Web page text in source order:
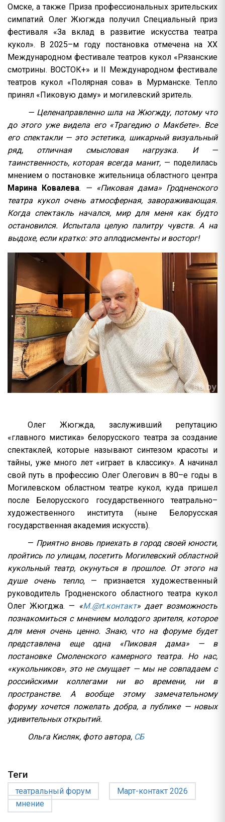
Омске, а также Приза профессиональных зрительских
симпатий. Олег Жюгжда получил Специальный приз
фестиваля «За вклад в развитие искусства театра
кукол». В 2025–м году постановка отмечена на XX
Международном фестивале театров кукол «Рязанские
смотрины. ВОСТОК+» и II Международном фестивале
театров кукол «Полярная сова» в Мурманске. Тепло
принял «Пиковую даму» и могилевский зритель.
— Целенаправленно шла на Жюгжду, потому что
до этого уже видела его «Трагедию о Макбете». Все
его спектакли — это эстетика, шикарный визуальный
ряд, отличная смысловая нагрузка. И —
таинственность, которая всегда манит, — поделилась
мнением о постановке жительница областного центра
Марина Ковалева. — «Пиковая дама» Гродненского
театра кукол очень атмосферная, завораживающая.
Когда спектакль начался, мир для меня как будто
остановился. Испытала целую палитру чувств. А на
выдохе, если кратко: это аплодисменты и восторг!
Олег Жюгжда, заслуживший репутацию
«главного мистика» белорусского театра за создание
спектаклей, которые называют синтезом красоты и
тайны, уже много лет «играет в классику». А начинал
свой путь в профессию Олег Олегович в 80–е годы в
Могилевском областном театре кукол, куда пришел
после Белорусского государственного театрально–
художественного института (ныне Белорусская
государственная академия искусств).
— Приятно вновь приехать в город своей юности,
пройтись по улицам, посетить Могилевский областной
кукольный театр, окунуться в прошлое. От этого на
душе очень тепло, — признается художественный
руководитель Гродненского областного театра кукол
Олег Жюгджа. — «M.@rt.контакт» дает возможность
познакомиться с мнением молодого зрителя, которое
для меня очень ценно. Знаю, что на форуме будет
представлена еще одна «Пиковая дама» — в
постановке Смоленского камерного театра. Но нас,
«кукольников», это не смущает — мы не совпадаем с
российскими коллегами ни во времени, ни в
пространстве. А вообще этому замечательному
форуму хочется пожелать добра, а публике — новых
удивительных открытий.
Ольга Кисляк, фото автора, СБ
Теги
театральный форум
Март-контакт 2026
мнение